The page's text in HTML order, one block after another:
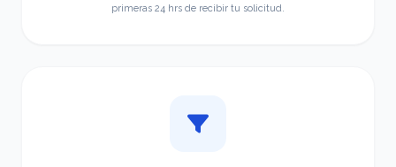
primeras 24 hrs de recibir tu solicitud.